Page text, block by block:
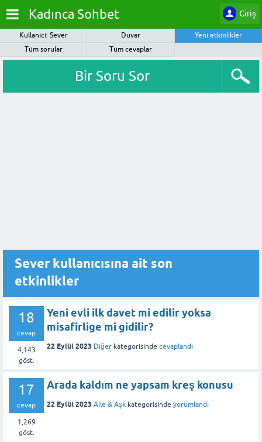
Giriş
Kadınca Sohbet
Kullanıcı: Sever Duvar
Yeni etkinlikler
Tüm sorular
Tüm cevaplar
Bir Soru Sor
Sever kullanıcısına ait son
etkinlikler
18
cevap
4,143
göst.
Yeni evli ilk davet mi edilir yoksa
misafirlige mi gidilir?
22 Eylül 2023 Diğer kategorisinde cevaplandı
17
cevap
1,269
göst.
Arada kaldım ne yapsam kreş konusu
22 Eylül 2023 Aile & Aşk kategorisinde yorumlandı